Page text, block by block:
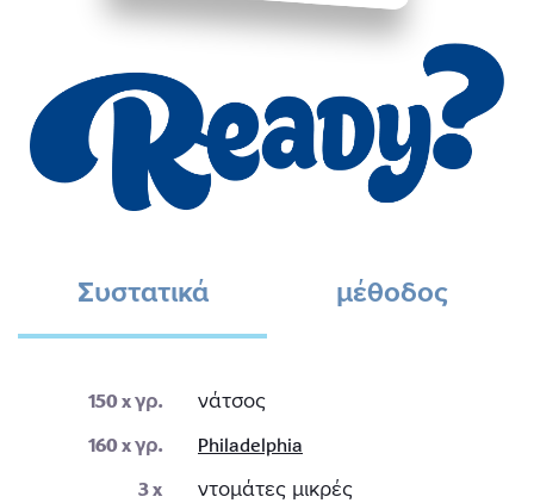
Συστατικά μέθοδος
150x γρ.
νάτσος
160x γρ.
Philadelphia
3x
ντομάτες μικρές